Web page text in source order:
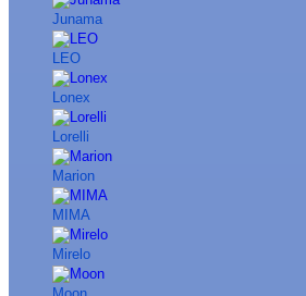
Junama
LEO
Lonex
Lorelli
Marion
MIMA
Mirelo